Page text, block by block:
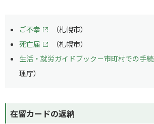
ご不幸
（札幌市）
死亡届
（札幌市）
生活・就労ガイドブック－市町村での手続
理庁）
在留カードの返納